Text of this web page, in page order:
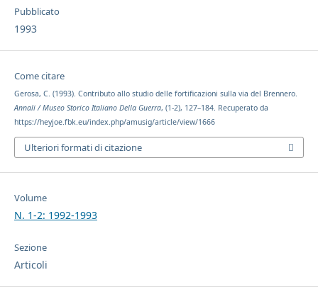
Pubblicato
1993
Come citare
Gerosa, C. (1993). Contributo allo studio delle fortificazioni sulla via del Brennero.
Annali / Museo Storico Italiano Della Guerra, (1-2), 127–184. Recuperato da
https://heyjoe.fbk.eu/index.php/amusig/article/view/1666
Ulteriori formati di citazione
Volume
N. 1-2: 1992-1993
Sezione
Articoli